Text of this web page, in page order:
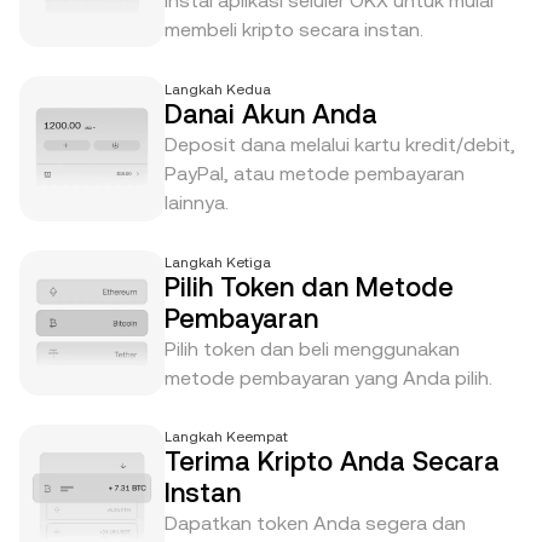
membeli kripto secara instan.
Langkah Kedua
Danai Akun Anda
Deposit dana melalui kartu kredit/debit,
PayPal, atau metode pembayaran
lainnya.
Langkah Ketiga
Pilih Token dan Metode
Pembayaran
Pilih token dan beli menggunakan
metode pembayaran yang Anda pilih.
Langkah Keempat
Terima Kripto Anda Secara
Instan
Dapatkan token Anda segera dan